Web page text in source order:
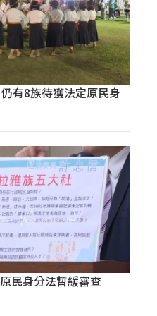
有8族待獲法定原民身
民身分法暫緩審查